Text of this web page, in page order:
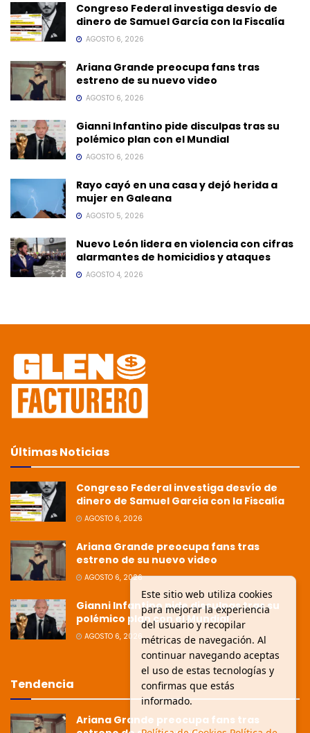
Congreso Federal investiga desvío de
dinero de Samuel García con la Fiscalía
AGOSTO 6, 2026
Ariana Grande preocupa fans tras
estreno de su nuevo video
AGOSTO 6, 2026
Gianni Infantino pide disculpas tras su
polémico plan con el Mundial
AGOSTO 6, 2026
Rayo cayó en una casa y dejó herida a
mujer en Galeana
AGOSTO 5, 2026
Nuevo León lidera en violencia con cifras
alarmantes de homicidios y ataques
AGOSTO 4, 2026
Últimas Noticias
Congreso Federal investiga desvío de
dinero de Samuel García con la Fiscalía
AGOSTO 6, 2026
Ariana Grande preocupa fans tras
estreno de su nuevo video
AGOSTO 6, 2026
Gianni Infantino pide disculpas tras su
polémico plan con el Mundial
AGOSTO 6, 2026
Tendencia
Ariana Grande preocupa fans tras
Este sitio web utiliza cookies
para mejorar la experiencia
del usuario y recopilar
métricas de navegación. Al
continuar navegando aceptas
el uso de estas tecnologías y
confirmas que estás
informado.